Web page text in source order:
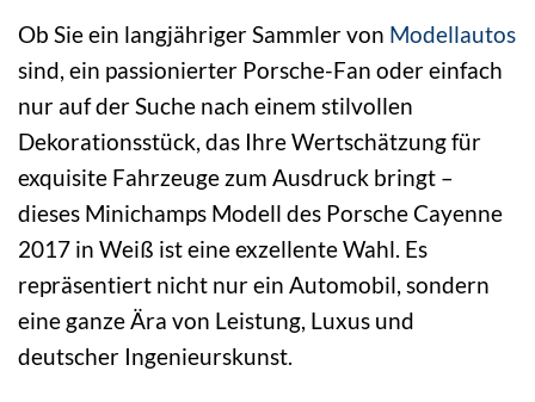
Ob Sie ein langjähriger Sammler von Modellautos
sind, ein passionierter Porsche-Fan oder einfach
nur auf der Suche nach einem stilvollen
Dekorationsstück, das Ihre Wertschätzung für
exquisite Fahrzeuge zum Ausdruck bringt –
dieses Minichamps Modell des Porsche Cayenne
2017 in Weiß ist eine exzellente Wahl. Es
repräsentiert nicht nur ein Automobil, sondern
eine ganze Ära von Leistung, Luxus und
deutscher Ingenieurskunst.